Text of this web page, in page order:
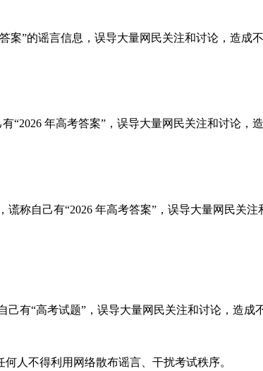
案”的谣言信息，误导大量网民关注和讨论，造成不
年高考答案”，误导大量网民关注和讨论，
称自己有“2026 年高考答案”，误导大量网民关
有“高考试题”，误导大量网民关注和讨论，造成
人不得利用网络散布谣言、干扰考试秩序。